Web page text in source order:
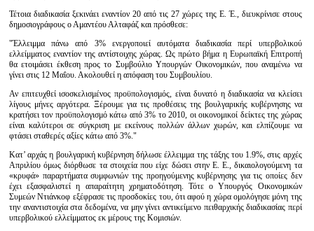
Τέτοια διαδικασία ξεκινάει εναντίον 20 από τις 27 χώρες της Ε. Έ., διευκρίνισε στους
δημοσιογράφους ο Αμαντέου Αλταφάζ και πρόσθεσε:
"Έλλειμμα πάνω από 3% ενεργοποιεί αυτόματα διαδικασία περί υπερβολικού
ελλείμματος εναντίον της αντίστοιχης χώρας. Ως πρώτο βήμα η Ευρωπαϊκή Επιτροπή
θα ετοιμάσει έκθεση προς το Συμβούλιο Υπουργών Οικονομικών, που αναμένω να
γίνει στις 12 Μαΐου. Ακολουθεί η απόφαση του Συμβουλίου.
Αν επιτευχθεί ισοσκελισμένος προϋπολογισμός, είναι δυνατό η διαδικασία να κλείσει
λίγους μήνες αργότερα. Ξέρουμε για τις προθέσεις της βουλγαρικής κυβέρνησης να
κρατήσει τον προϋπολογισμό κάτω από 3% το 2010, οι οικονομικοί δείκτες της χώρας
είναι καλύτεροι σε σύγκριση με εκείνους πολλών άλλων χωρών, και ελπίζουμε να
φτάσει σταθερές αξίες κάτω από 3%."
Κατ’ αρχάς η βουλγαρική κυβέρνηση δήλωσε έλλειμμα της τάξης του 1.9%, στις αρχές
Απριλίου όμως διόρθωσε τα στοιχεία που είχε δώσει στην Ε. Ε., δικαιολογούμενη τα
«κρυφά» παραρτήματα συμφωνιών της προηγούμενης κυβέρνησης για τις οποίες δεν
έχει εξασφαλιστεί η απαραίτητη χρηματοδότηση. Τότε ο Υπουργός Οικονομικών
Συμεών Ντιάνκοφ εξέφρασε τις προσδοκίες του, ότι αφού η χώρα ομολόγησε μόνη της
την αναντιστοιχία στα δεδομένα, να μην γίνει αντικείμενο πειθαρχικής διαδικασίας περί
υπερβολικού ελλείμματος εκ μέρους της Κομισιών.